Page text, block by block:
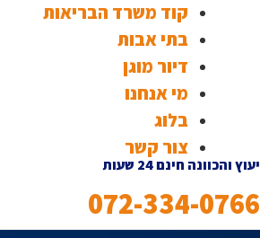
קוד משרד הבריאות
בתי אבות
דיור מוגן
מי אנחנו
בלוג
צור קשר
יעוץ והכוונה חינם 24 שעות
072-334-0766